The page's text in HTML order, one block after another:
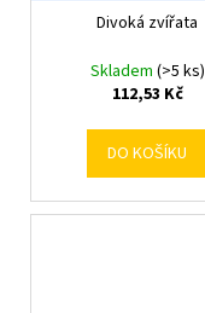
Divoká zvířata
Skladem (>5 ks)
112,53 Kč
DO KOŠÍKU